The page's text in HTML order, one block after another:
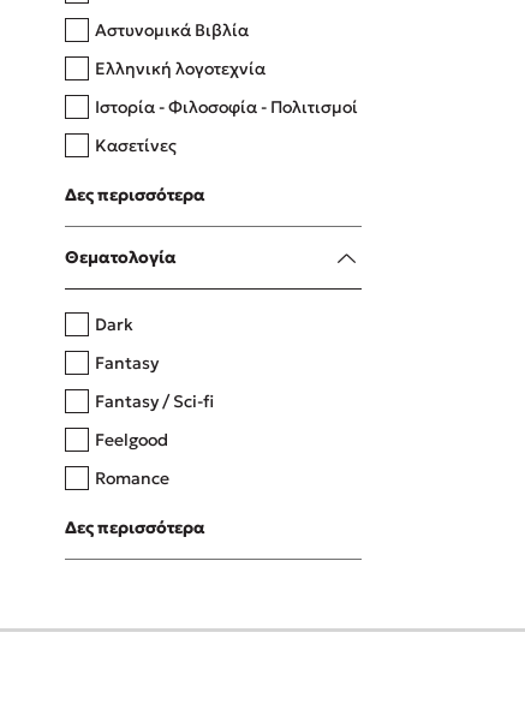
Δανάη Δεληγεώργη
Πάνω, κάτω, μπροστά, πίσω
Η μέθοδος Αφήστε τους
Αστυνομικά Βιβλία
Ελληνική λογοτεχνία
Ιστορία - Φιλοσοφία - Πολιτισμοί
Κασετίνες
Λευκώματα - Έγχρωμοι οδηγοί
Μαγειρική
Δες περισσότερα
Θεματολογία
Dark
Fantasy
Fantasy / Sci-fi
Feelgood
Romance
Upmarket
Young Adult
Δες περισσότερα